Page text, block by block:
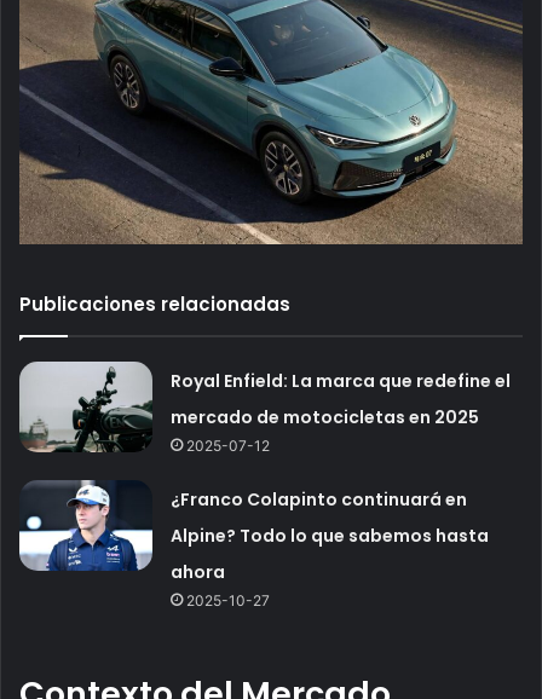
Publicaciones relacionadas
Royal Enfield: La marca que redefine el
mercado de motocicletas en 2025
2025-07-12
¿Franco Colapinto continuará en
Alpine? Todo lo que sabemos hasta
ahora
2025-10-27